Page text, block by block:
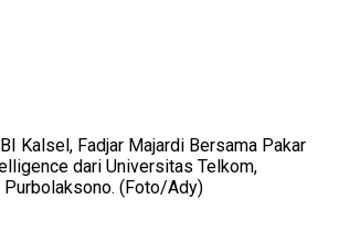
Kalsel, Fadjar Majardi Bersama Pakar
dari Universitas Telkom,
(Foto/Ady)